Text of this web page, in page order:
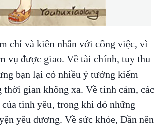
chỉ và kiên nhẫn với công việc, vì
vụ được giao. Về tài chính, tuy thu
bạn lại có nhiều ý tưởng kiếm
thời gian không xa. Về tình cảm, các
tình yêu, trong khi đó những
yêu đương. Về sức khỏe, Dần nên